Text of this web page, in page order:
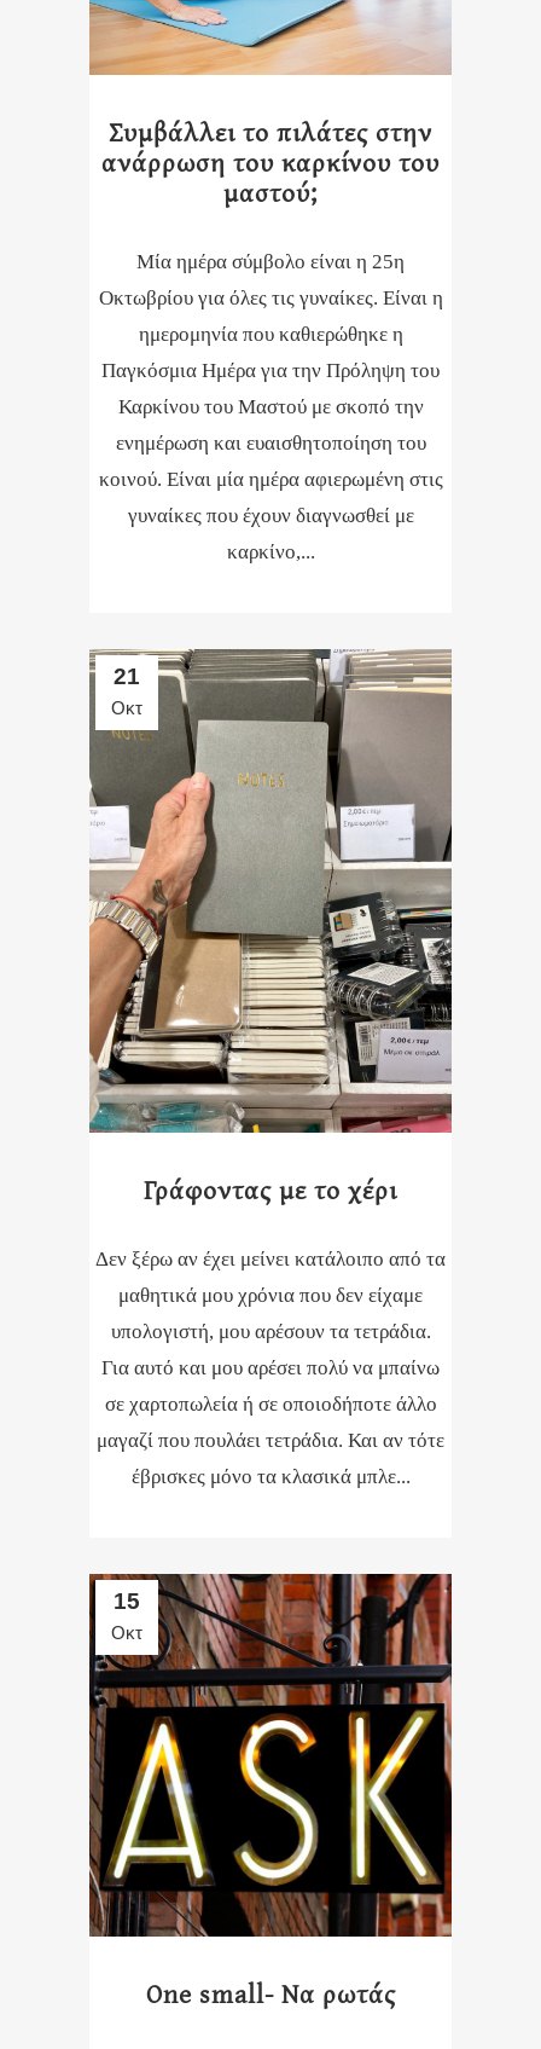
Συμβάλλει το πιλάτες στην
ανάρρωση του καρκίνου του
μαστού;
Μία ημέρα σύμβολο είναι η 25η
Οκτωβρίου για όλες τις γυναίκες. Είναι η
ημερομηνία που καθιερώθηκε η
Παγκόσμια Ημέρα για την Πρόληψη του
Καρκίνου του Μαστού με σκοπό την
ενημέρωση και ευαισθητοποίηση του
κοινού. Είναι μία ημέρα αφιερωμένη στις
γυναίκες που έχουν διαγνωσθεί με
καρκίνο,...
21
Οκτ
Γράφοντας με το χέρι
Δεν ξέρω αν έχει μείνει κατάλοιπο από τα
μαθητικά μου χρόνια που δεν είχαμε
υπολογιστή, μου αρέσουν τα τετράδια.
Για αυτό και μου αρέσει πολύ να μπαίνω
σε χαρτοπωλεία ή σε οποιοδήποτε άλλο
μαγαζί που πουλάει τετράδια. Και αν τότε
έβρισκες μόνο τα κλασικά μπλε...
15
Οκτ
One small- Να ρωτάς